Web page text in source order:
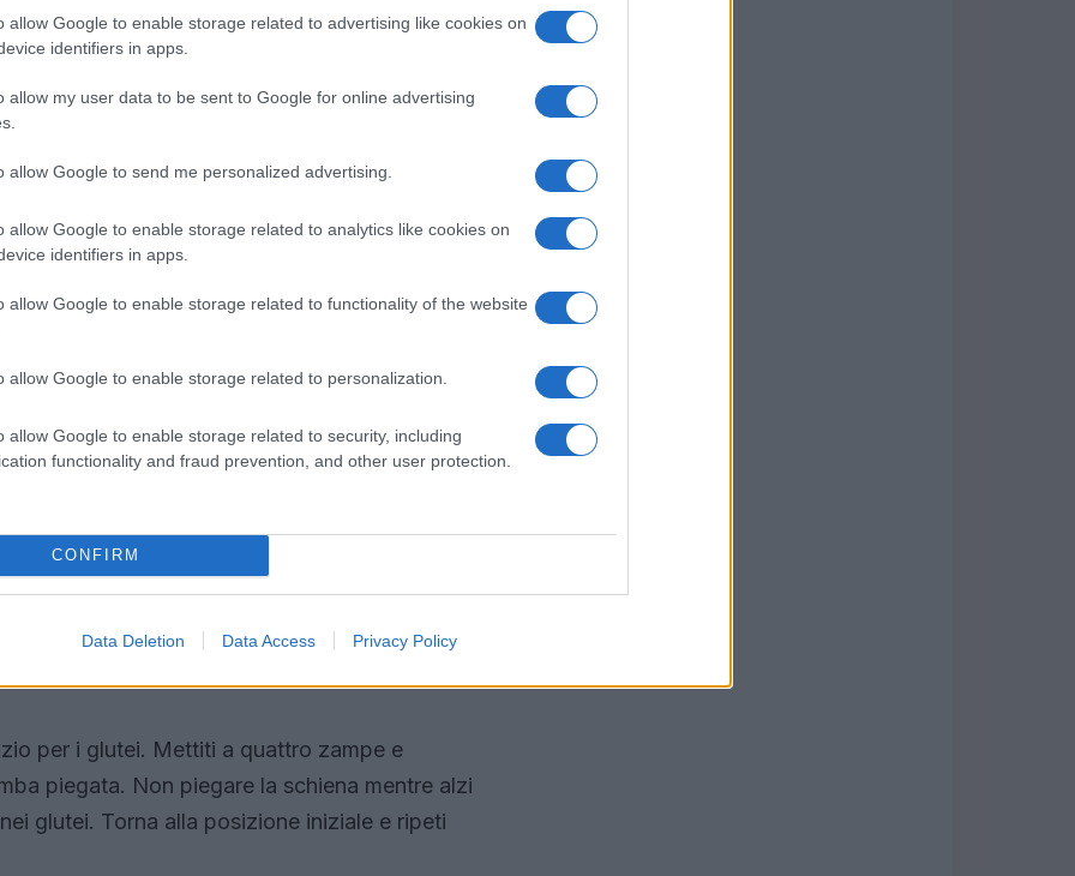
allow Google to enable storage related to advertising like cookies on
identifiers in apps.
allow my user data to be sent to Google for online advertising
allow Google to send me personalized advertising.
allow Google to enable storage related to analytics like cookies on
identifiers in apps.
allow Google to enable storage related to functionality of the website
allow Google to enable storage related to personalization.
allow Google to enable storage related to security, including
functionality and fraud prevention, and other user protection.
CONFIRM
Data Deletion Data Access Privacy Policy
talloni. Puoi estendere le braccia davanti a te
per tornare alla posizione iniziale.
senza una banda elastica, utilizzarla
e solleva una gamba lateralmente,
la schiena il più diritta possibile e muovi il
e ripeti con l’altra gamba.
per i glutei. Mettiti a quattro zampe e
piegata. Non piegare la schiena mentre alzi
glutei. Torna alla posizione iniziale e ripeti